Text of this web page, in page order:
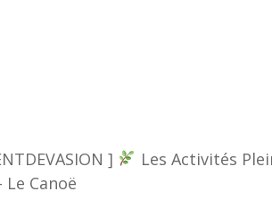
]
Les Activités
Canoë